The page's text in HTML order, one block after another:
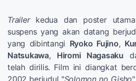
Trailerkedua dan poster
suspens yang akan datang
yang dibintangi Ryoko Fujino,
Natsukawa, Hiromi Nagasaku
telah dirilis. Film ini diangkat
2002 berjudul "Solomon no Gisho